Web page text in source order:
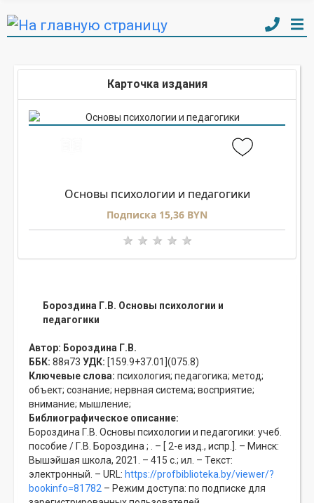
Карточка издания
Основы психологии и педагогики
Подписка 15,36 BYN
Бороздина Г.В. Основы психологии и
педагогики
Автор: Бороздина Г.В.
ББК: 88я73 УДК: [159.9+37.01](075.8)
Ключевые слова: психология; педагогика; метод;
объект; сознание; нервная система; восприятие;
внимание; мышление;
Библиографическое описание:
Бороздина Г.В. Основы психологии и педагогики: учеб.
пособие / Г.В. Бороздина ; . – [ 2-е изд., испр.]. – Минск:
Вышэйшая школа, 2021. – 415 с.; ил. – Текст:
электронный. – URL: https://profbiblioteka.by/viewer/?
bookinfo=81782 – Режим доступа: по подписке для